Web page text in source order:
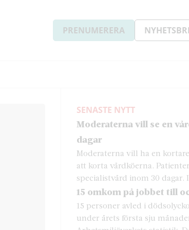
PRENUMERERA
SENASTE NYTT
Moderaterna vill se en
dagar
Moderaterna vill ha en
att korta vårdköerna.
specialistvård inom 30 dagar.
15 omkom på jobbet till
15 personer avled i
under årets första sju